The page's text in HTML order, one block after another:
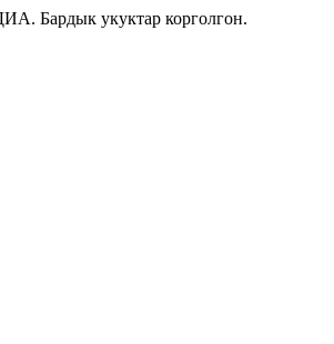
Бардык укуктар корголгон.